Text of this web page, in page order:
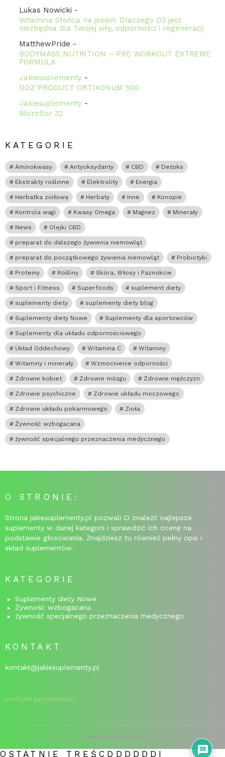
Lukas Nowicki -
Witamina Słońca na jesień: Dlaczego D3 jest
niezbędna dla Twojej siły, odporności i regeneracji
MatthewPride -
BODYMASS NUTRITION – PRE WORKOUT EXTREME
FORMULA
Jakiesuplementy -
DOZ PRODUCT ORTIXONUM 500
Jakiesuplementy -
Microflor 32
KATEGORIE
Aminokwasy Antyoksydanty CBD Detoks
Ekstrakty roślinne Elektrolity Energia
Herbatka ziołowa Herbaty Inne Konopie
Kontrola wagi Kwasy Omega Magnez Minerały
News Olejki CBD
preparat do dalszego żywienia niemowląt
preparat do początkowego żywienia niemowląt Probiotyki
Proteiny Rośliny Skóra, Włosy i Paznokcie
Sport i Fitness Superfoods suplement diety
suplementy diety suplementy diety blog
Suplementy diety Nowe Suplementy dla sportowców
Suplementy dla układu odpornościowego
Układ Oddechowy Witamina C Witaminy
Witaminy i minerały Wzmocnienie odporności
Zdrowie kobiet Zdrowie mózgu Zdrowie mężczyzn
Zdrowie psychiczne Zdrowie układu moczowego
Zdrowie układu pokarmowego Zioła
Żywność wzbogacana
żywność specjalnego przeznaczenia medycznego
O STRONIE:
Strona jakiesuplementy.pl pozwali Ci znaleźć najlepsze
suplementy w danej kategorii i sprawdzić ich ocenę na
podstawie głosowania. Znajdziesz tu również pełny opis i
skład suplementów.
KATEGORIE
Suplementy diety Nowe
Żywność wzbogacana
żywność specjalnego przeznaczenia medycznego
KONTAKT
kontakt@jakiesuplementy.pl
polityka prywatności
© jakiesuplementy.pl
OSTATNIE TREŚCDDDDDDI